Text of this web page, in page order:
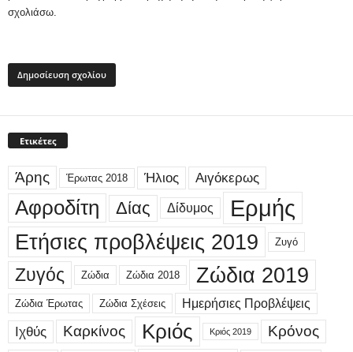
σχολιάσω.
Ετικέτες
Άρης Έρωτας 2018 Ήλιος Αιγόκερως
Αφροδίτη Δίας Δίδυμος Ερμής
Ετήσιες προβλέψεις 2019 Ζυγό
Ζυγός Ζώδια Ζώδια 2018 Ζώδια 2019
Ζώδια Έρωτας Ζώδια Σχέσεις Ημερήσιες Προβλέψεις
Ιχθύς Καρκίνος Κριός Κριός 2019
Κρόνος